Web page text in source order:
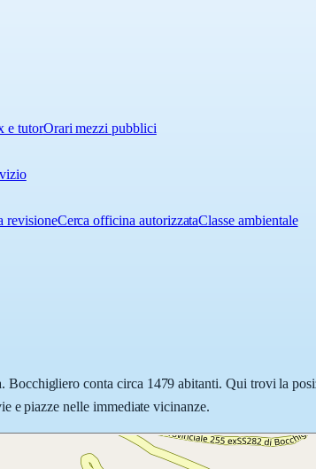
e tutorOrari mezzi pubblici
revisioneCerca officina autorizzataClasse ambientale
conta circa 1479 abitanti. Qui trovi la
e piazze nelle immediate vicinanze.